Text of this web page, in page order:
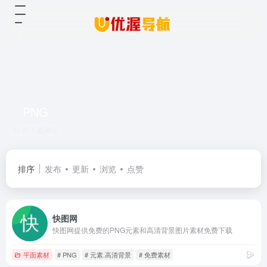
排序 发布 更新 浏览 点赞
快图网
快图网提供免费的PNG元素和高清背景图片素材免费下载
平面素材 # PNG # 元素.高清背景 # 免费素材